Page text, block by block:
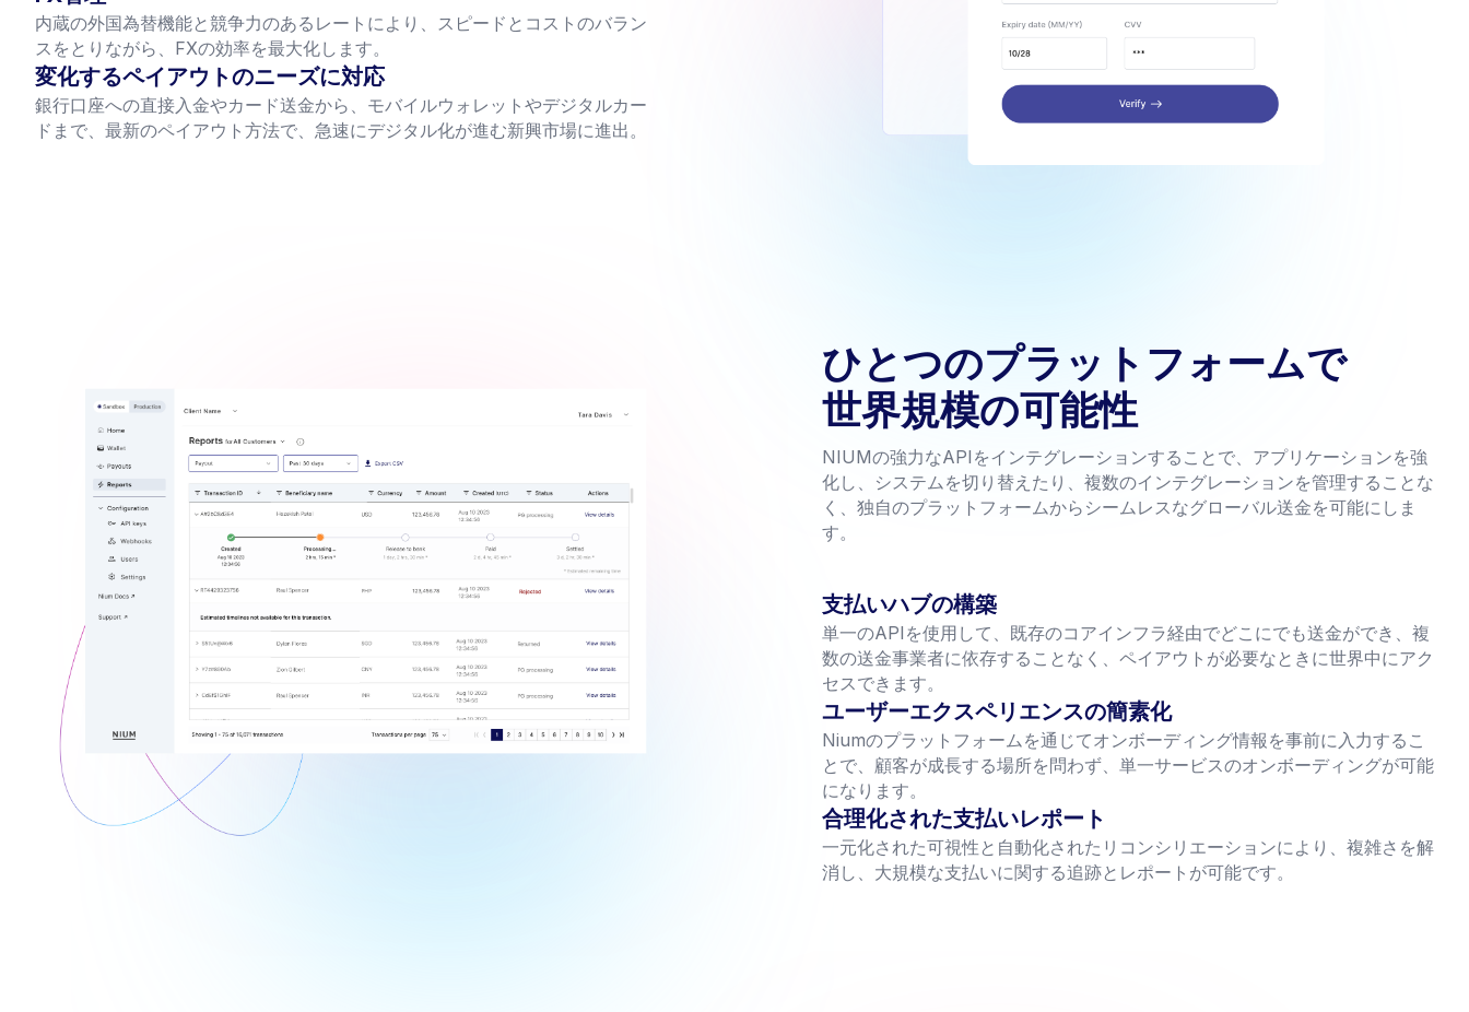
FX管理
内蔵の外国為替機能と競争力のあるレートにより、スピードとコストのバラン
スをとりながら、FXの効率を最大化します。
変化するペイアウトのニーズに対応
銀行口座への直接入金やカード送金から、モバイルウォレットやデジタルカー
ひとつのプラットフォームで
世界規模の可能性
NIUMの強力なAPIをインテグレーションすることで、アプリケーションを強
化し、システムを切り替えたり、複数のインテグレーションを管理することな
く、独自のプラットフォームからシームレスなグローバル送金を可能にしま
支払いハブの構築
単一のAPIを使用して、既存のコアインフラ経由でどこにでも送金ができ、複
数の送金事業者に依存することなく、ペイアウトが必要なときに世界中にアク
セスできます。
ユーザーエクスペリエンスの簡素化
Niumのプラットフォームを通じてオンボーディング情報を事前に入力するこ
とで、顧客が成長する場所を問わず、単一サービスのオンボーディングが可能
になります。
合理化された支払いレポート
一元化された可視性と自動化されたリコンシリエーションにより、複雑さを解